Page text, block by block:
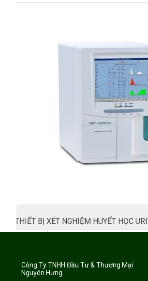
THIẾT BỊ XÉT NGHIỆM HUYẾT HỌC
Công Ty TNHH Đầu Tư & Thương Mại
Nguyên Hưng